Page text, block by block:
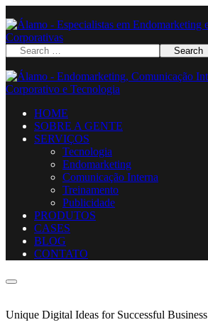
HOME
SOBRE A GENTE
SERVIÇOS
Tecnologia
Endomarketing
Comunicação Interna
Treinamento
Publicidade
PRODUTOS
CASES
BLOG
CONTATO
Unique Digital Ideas for Successful Business